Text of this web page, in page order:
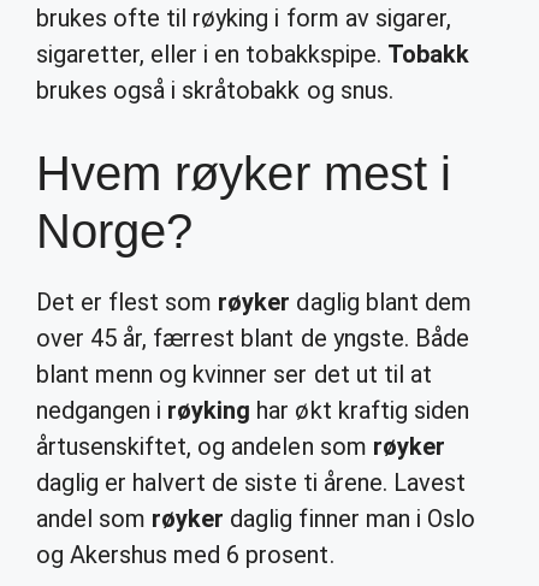
brukes ofte til røyking i form av sigarer,
sigaretter, eller i en tobakkspipe. Tobakk
brukes også i skråtobakk og snus.
Hvem røyker mest i
Norge?
Det er flest som røyker daglig blant dem
over 45 år, færrest blant de yngste. Både
blant menn og kvinner ser det ut til at
nedgangen i røyking har økt kraftig siden
årtusenskiftet, og andelen som røyker
daglig er halvert de siste ti årene. Lavest
andel som røyker daglig finner man i Oslo
og Akershus med 6 prosent.